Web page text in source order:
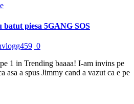
batut piesa 5GANG SOS
0
1 in Trending baaaa! I-am invins pe
a spus Jimmy cand a vazut ca e pe